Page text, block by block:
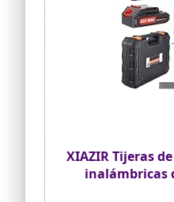
XIAZIR Tijeras
inalámbricas